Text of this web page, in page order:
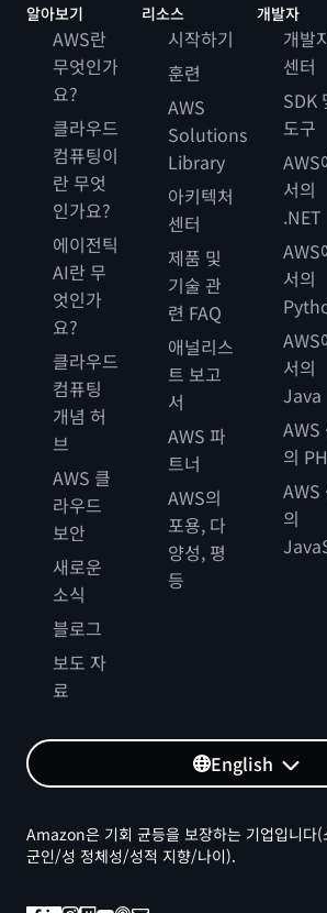
알아보기
AWS란
무엇인가
요?
클라우드
컴퓨팅이
란 무엇
인가요?
에이전틱
AI란 무
엇인가
요?
클라우드
컴퓨팅
개념 허
브
AWS 클
라우드
보안
새로운
소식
블로그
보도 자
료
리소스
시작하기
훈련
AWS
Solutions
Library
아키텍처
센터
제품 및
기술 관
련 FAQ
애널리스
트 보고
서
AWS 파
트너
AWS의
포용, 다
양성, 평
등
개발자
개발
센터
SDK
도구
AWS
서의
.NET
AWS
서의
AWS
서의
Java
AWS
의
AWS
의
English
Amazon은 기회 균등을 보장하는 기업입니다
군인/성 정체성/성적 지향/나이).